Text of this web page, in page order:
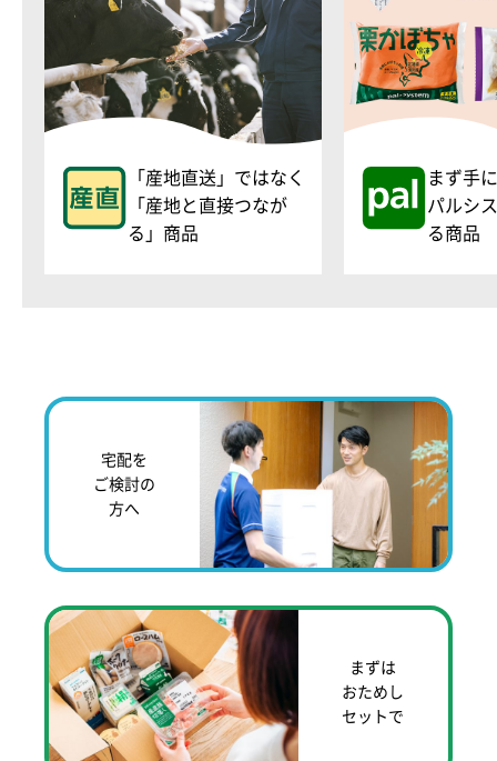
「産地直送」ではなく
「産地と直接つなが
る」商品
まず手
パルシ
る商品
宅配を
ご検討の
方へ
まずは
おためし
セットで